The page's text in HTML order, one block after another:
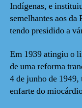
Indígenas, e
semelhantes aos
tendo presidido a
Em 1939 atingiu o
de uma reforma
4 de junho de
enfarte do